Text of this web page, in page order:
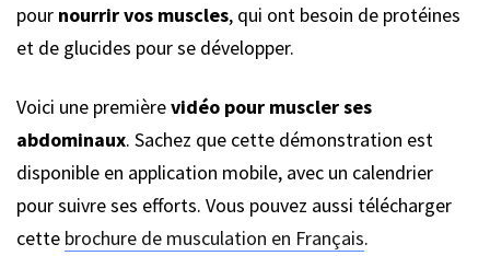
pour nourrir vos muscles, qui ont besoin de protéines
et de glucides pour se développer.
Voici une premièrevidéo pour muscler ses
abdominaux. Sachez que cette démonstration est
disponible en application mobile, avec un calendrier
pour suivre ses efforts. Vous pouvez aussi télécharger
cette brochure de musculation en Français.